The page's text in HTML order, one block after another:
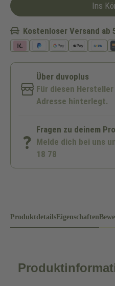
Ins
Kostenloser Versand ab
Über duvoplus
Für diesen
Adresse hinterlegt.
Fragen zu deinem
Melde dich bei uns
18 78
ProduktdetailsEigenschaften